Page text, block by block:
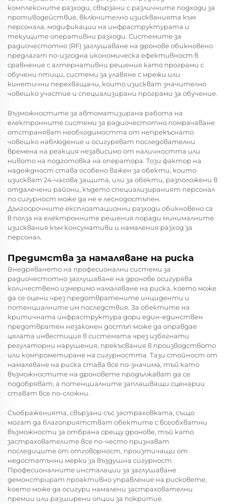
комплексните разходи, свързани с различните подходи за
противодействие, включително изискванията към
персонала, модификации на инфраструктурата и
текущите оперативни разходи. Системите за
радиочестотно (RF) заглушаване на дронове обикновено
предлагат по-изгодна икономическа ефективност в
сравнение с алтернативни решения като програми с
обучени птици, системи за улавяне с мрежи или
кинетични перехващачи, които изискват значително
човешко участие и специализирани програми за обучение.
Възможностите за автоматизирана работа на
електронните системи за радиочестотно помрачаване
отстраняват необходимостта от непрекъснато
човешко наблюдение и осигуряват последователни
времена на реакция независимо от наличността или
нивото на подготовка на оператора. Този фактор на
надеждност става особено важен за обекти, които
изискват 24-часова защита, или за обекти, разположени в
отдалечени райони, където специализираният персонал
по сигурност може да не е леснодостъпен.
Дългосрочните експлоатационни разходи обикновено са
в полза на електронните решения поради минималните
изисквания към консумативи и намаления разход за
персонал.
Предимства за намаляване на риска
Внедряването на професионални системи за
радиочестотно заглушаване на дронове осигурява
количествено измеримо намаляване на риска, което може
да се оцени чрез предотвратените инциденти и
потенциалните им последствия. За обектите на
критичната инфраструктура дори един-единствен
предотвратен незаконен достъп може да оправдае
цялата инвестиция в системата чрез избягнати
регулаторни нарушения, прекъсвания в производството
или компрометиране на сигурността. Тази стойност от
намаляване на риска става все по-значима, тъй като
възможностите на дроновете продължават да се
подобряват, а потенциалните заплашващи сценарии
стават все по-сложни.
Съображенията, свързани със застраховката, също
могат да благоприятстват обектите с всеобхватни
възможности за отбрана срещу дронове, тъй като
застрахователите все по-често признават
последиците от отговорност, произтичащи от
недостатъчни мерки за въздушна сигурност.
Професионалните инсталации за заглушаване
демонстрират проактивно управление на рисковете,
което може да осигури намалени застрахователни
премии или разширени опции за покритие.